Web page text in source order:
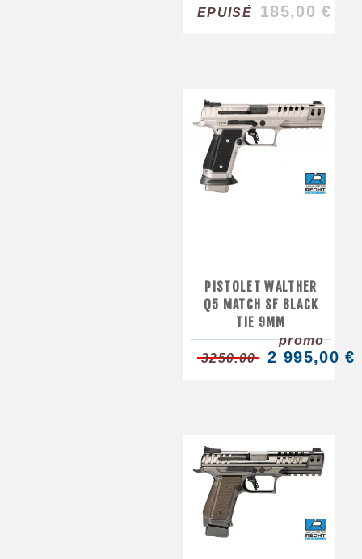
EPUISÉ 185,00 €
PISTOLET WALTHER
Q5 MATCH SF BLACK
TIE 9MM
promo
3250.00
2 995,00 €